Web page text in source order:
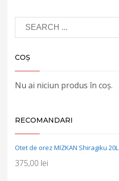
COȘ
Nu ai niciun produs în coș.
RECOMANDARI
Otet de orez MIZKAN Shiragiku 20L
375,00 lei